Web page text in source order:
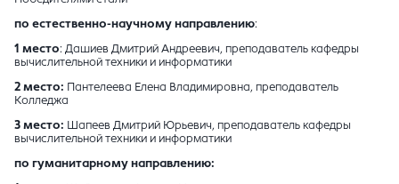
по естественно-научному направлению:
1 место: Дашиев Дмитрий Андреевич, преподаватель кафедры
вычислительной техники и информатики
2 место: Пантелеева Елена Владимировна, преподаватель
Колледжа
3 место: Шапеев Дмитрий Юрьевич, преподаватель кафедры
вычислительной техники и информатики
по гуманитарному направлению: